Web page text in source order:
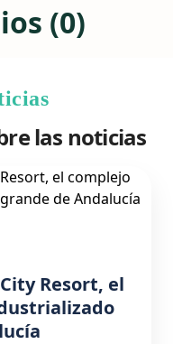
(0)
las noticias
Resort, el